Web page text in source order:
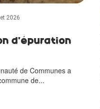
2026
d’épuration
de Communes a
de...